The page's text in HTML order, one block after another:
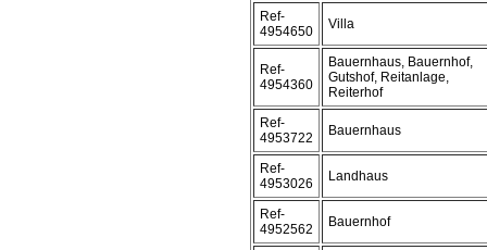
Ref-
4954650
Villa
Ref-
4954360
Bauernhaus, Bauernhof,
Gutshof, Reitanlage,
Reiterhof
Ref-
4953722
Bauernhaus
Ref-
4953026
Landhaus
Ref-
4952562
Bauernhof